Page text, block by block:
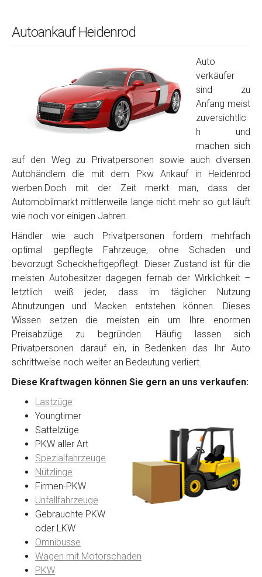
Autoankauf Heidenrod
Auto
verkäufer
sind zu
Anfang meist
zuversichtlic
h und
machen sich
auf den Weg zu Privatpersonen sowie auch diversen
Autohändlern die mit dem Pkw Ankauf in Heidenrod
werben.Doch mit der Zeit merkt man, dass der
Automobilmarkt mittlerweile lange nicht mehr so gut läuft
wie noch vor einigen Jahren.
Händler wie auch Privatpersonen fordern mehrfach
optimal gepflegte Fahrzeuge, ohne Schaden und
bevorzugt Scheckheftgepflegt. Dieser Zustand ist für die
meisten Autobesitzer dagegen fernab der Wirklichkeit –
letztlich weiß jeder, dass im täglicher Nutzung
Abnutzungen und Macken entstehen können. Dieses
Wissen setzen die meisten ein um Ihre enormen
Preisabzüge zu begründen. Häufig lassen sich
Privatpersonen darauf ein, in Bedenken das Ihr Auto
schrittweise noch weiter an Bedeutung verliert.
Diese Kraftwagen können Sie gern an uns verkaufen:
Lastzüge
Youngtimer
Sattelzüge
PKW aller Art
Spezialfahrzeuge
Nützlinge
Firmen-PKW
Unfallfahrzeuge
Gebrauchte PKW
oder LKW
Omnibusse
Wagen mit Motorschaden
PKW